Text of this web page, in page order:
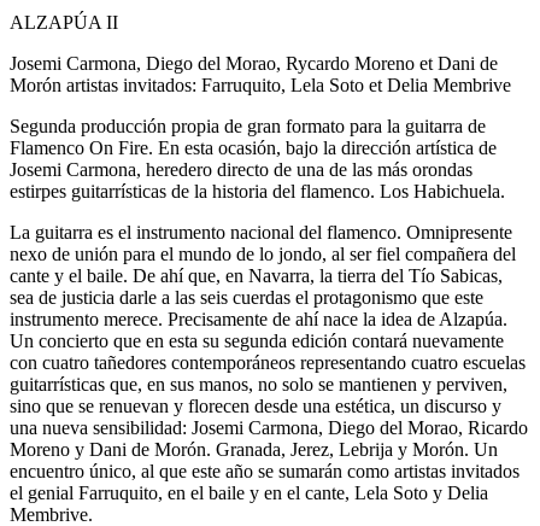
ALZAPÚA II
Josemi Carmona, Diego del Morao, Rycardo Moreno et Dani de
Morón artistas invitados: Farruquito, Lela Soto et Delia Membrive
Segunda producción propia de gran formato para la guitarra de
Flamenco On Fire. En esta ocasión, bajo la dirección artística de
Josemi Carmona, heredero directo de una de las más orondas
estirpes guitarrísticas de la historia del flamenco. Los Habichuela.
La guitarra es el instrumento nacional del flamenco. Omnipresente
nexo de unión para el mundo de lo jondo, al ser fiel compañera del
cante y el baile. De ahí que, en Navarra, la tierra del Tío Sabicas,
sea de justicia darle a las seis cuerdas el protagonismo que este
instrumento merece. Precisamente de ahí nace la idea de Alzapúa.
Un concierto que en esta su segunda edición contará nuevamente
con cuatro tañedores contemporáneos representando cuatro escuelas
guitarrísticas que, en sus manos, no solo se mantienen y perviven,
sino que se renuevan y florecen desde una estética, un discurso y
una nueva sensibilidad: Josemi Carmona, Diego del Morao, Ricardo
Moreno y Dani de Morón. Granada, Jerez, Lebrija y Morón. Un
encuentro único, al que este año se sumarán como artistas invitados
el genial Farruquito, en el baile y en el cante, Lela Soto y Delia
Membrive.